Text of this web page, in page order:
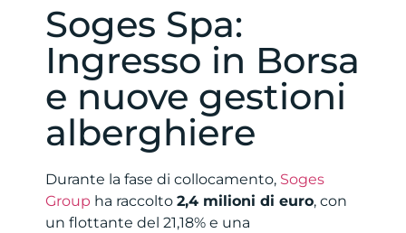
Soges Spa:
Ingresso in Borsa
e nuove gestioni
alberghiere
Durante la fase di collocamento, Soges
Group ha raccolto 2,4 milioni di euro, con
un flottante del 21,18% e una